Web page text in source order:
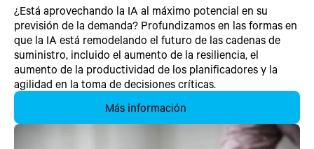
¿Está aprovechando la IA al máximo potencial en su
previsión de la demanda? Profundizamos en las formas en
que la IA está remodelando el futuro de las cadenas de
suministro, incluido el aumento de la resiliencia, el
aumento de la productividad de los planificadores y la
agilidad en la toma de decisiones críticas.
Más información